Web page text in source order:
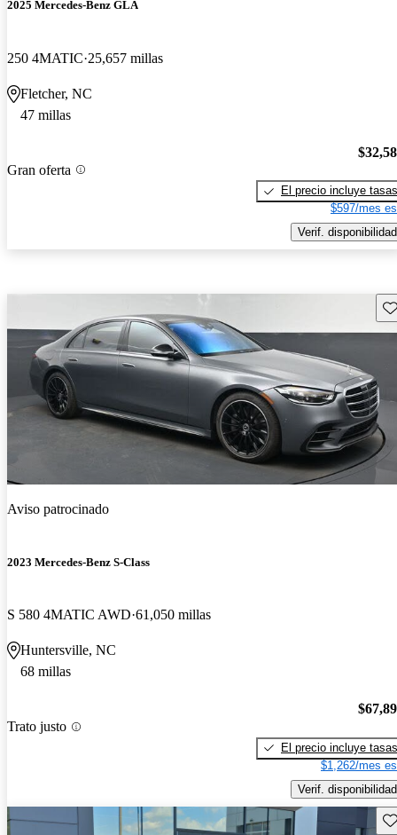
2025 Mercedes-Benz GLA
250 4MATIC 25,657 millas
Fletcher, NC
47 millas
Gran oferta
El precio incluye tasas
$597/mes
Verif. disponibilidad
Aviso patrocinado
2023 Mercedes-Benz S-Class
S 580 4MATIC AWD 61,050 millas
Huntersville, NC
68 millas
Trato justo
El precio incluye tasas
$1,262/mes
Verif. disponibilidad